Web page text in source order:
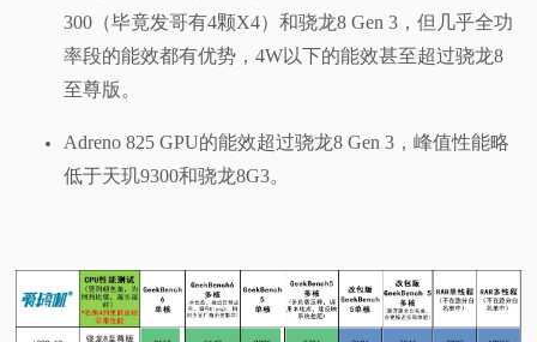
300（毕竟发哥有4颗X4）和骁龙8 Gen 3，但几乎全功
率段的能效都有优势，4W以下的能效甚至超过骁龙8
至尊版。
Adreno 825 GPU的能效超过骁龙8 Gen 3，峰值性能略
低于天玑9300和骁龙8G3。